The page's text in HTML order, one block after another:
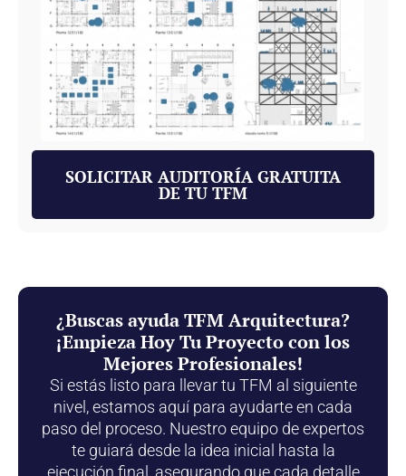
SOLICITAR AUDITORÍA GRATUITA
DE TU TFM
¿Buscas ayuda TFM Arquitectura?
¡Empieza Hoy Tu Proyecto con los
Mejores Profesionales!
Si estás listo para llevar tu TFM al siguiente
nivel, estamos aquí para ayudarte en cada
paso del proceso. Nuestro equipo de expertos
te guiará desde la idea inicial hasta la
ejecución final, asegurando que cada detalle